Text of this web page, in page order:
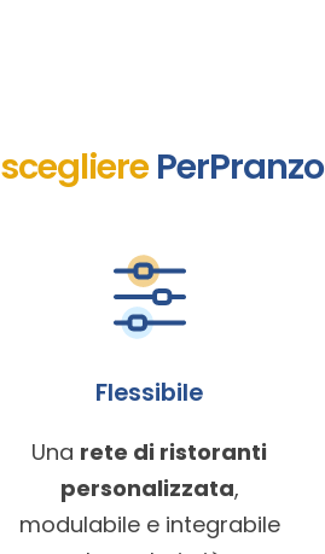
sceglierePerPranzo
Flessibile
Una rete di ristoranti
personalizzata,
modulabile e integrabile